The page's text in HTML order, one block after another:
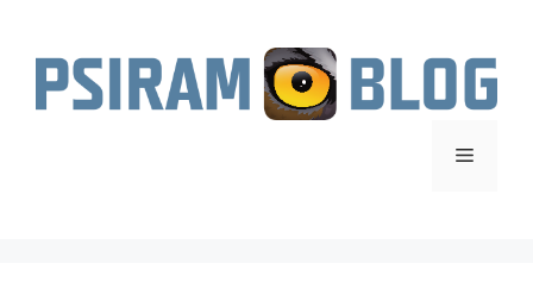
springen
Menü